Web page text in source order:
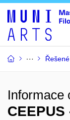
Informace